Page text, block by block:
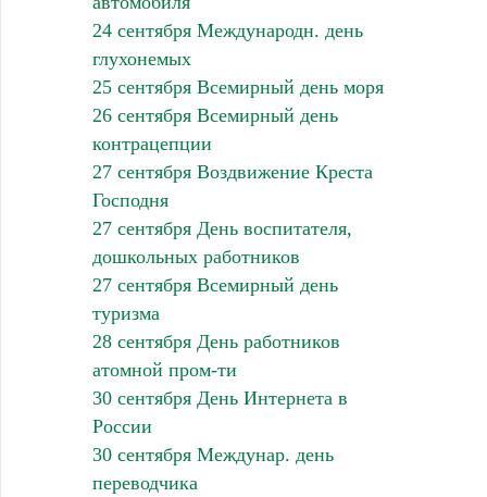
24 сентября Международн. день
глухонемых
25 сентября Всемирный день моря
26 сентября Всемирный день
контрацепции
27 сентября Воздвижение Креста
Господня
27 сентября День воспитателя,
дошкольных работников
27 сентября Всемирный день
туризма
28 сентября День работников
атомной пром-ти
30 сентября День Интернета в
России
30 сентября Междунар. день
переводчика